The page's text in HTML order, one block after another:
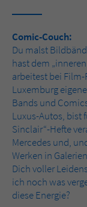
Comic-Couch:
Du malst
hast dem
arbeitest bei
Luxemburg
Bands und
Luxus-Autos, bist
Sinclair“-Hefte
Mercedes und,
Werken in
Dich voller
ich noch was
diese Energie?